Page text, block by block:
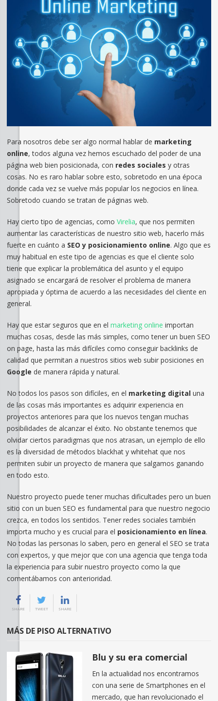
Para nosotros debe ser algo normal hablar de marketing
online, todos alguna vez hemos escuchado del poder de una
página web bien posicionada, con redes sociales y otras
cosas. No es raro hablar sobre esto, sobretodo en una época
donde cada vez se vuelve más popular los negocios en línea.
Sobretodo cuando se tratan de páginas web.
Hay cierto tipo de agencias, como Virelia, que nos permiten
aumentar las características de nuestro sitio web, hacerlo más
fuerte en cuánto a SEO y posicionamiento online. Algo que es
muy habitual en este tipo de agencias es que el cliente solo
tiene que explicar la problemática del asunto y el equipo
asignado se encargará de resolver el problema de manera
apropiada y óptima de acuerdo a las necesidades del cliente en
general.
Hay que estar seguros que en el marketing online importan
muchas cosas, desde las más simples, como tener un buen SEO
on page, hasta las más difíciles como conseguir backlinks de
calidad que permitan a nuestros sitios web subir posiciones en
Google de manera rápida y natural.
No todos los pasos son difíciles, en el marketing digitaluna
de las cosas más importantes es adquirir experiencia en
proyectos anteriores para que los nuevos tengan muchas
posibilidades de alcanzar el éxito. No obstante tenemos que
olvidar ciertos paradigmas que nos atrasan, un ejemplo de ello
es la diversidad de métodos blackhat y whitehat que nos
permiten subir un proyecto de manera que salgamos ganando
en todo esto.
Nuestro proyecto puede tener muchas dificultades pero un buen
sitio con un buen SEO es fundamental para que nuestro negocio
crezca, en todos los sentidos. Tener redes sociales también
importa mucho y es crucial para el posicionamiento en línea.
No todas las personas lo saben, pero en general el SEO se trata
con expertos, y que mejor que con una agencia que tenga toda
la experiencia para subir nuestro proyecto como la que
comentábamos con anterioridad.
SHARE TWEET SHARE
MÁS DE PISO ALTERNATIVO
Blu y su era comercial
En la actualidad nos encontramos
con una serie de Smartphones en el
mercado, que han revolucionado el